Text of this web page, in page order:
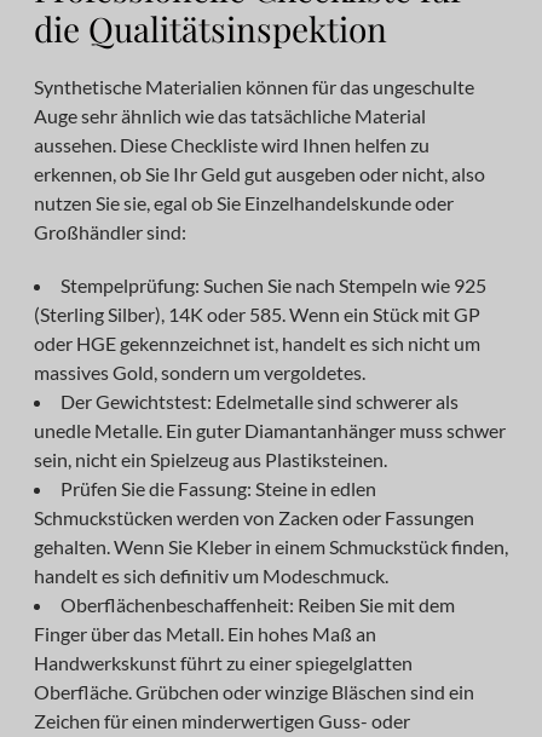
die Qualitätsinspektion
Synthetische Materialien können für das ungeschulte
Auge sehr ähnlich wie das tatsächliche Material
aussehen. Diese Checkliste wird Ihnen helfen zu
erkennen, ob Sie Ihr Geld gut ausgeben oder nicht, also
nutzen Sie sie, egal ob Sie Einzelhandelskunde oder
Großhändler sind:
Stempelprüfung: Suchen Sie nach Stempeln wie 925
(Sterling Silber), 14K oder 585. Wenn ein Stück mit GP
oder HGE gekennzeichnet ist, handelt es sich nicht um
massives Gold, sondern um vergoldetes.
Der Gewichtstest: Edelmetalle sind schwerer als
unedle Metalle. Ein guter Diamantanhänger muss schwer
sein, nicht ein Spielzeug aus Plastiksteinen.
Prüfen Sie die Fassung: Steine in edlen
Schmuckstücken werden von Zacken oder Fassungen
gehalten. Wenn Sie Kleber in einem Schmuckstück finden,
handelt es sich definitiv um Modeschmuck.
Oberflächenbeschaffenheit: Reiben Sie mit dem
Finger über das Metall. Ein hohes Maß an
Handwerkskunst führt zu einer spiegelglatten
Oberfläche. Grübchen oder winzige Bläschen sind ein
Zeichen für einen minderwertigen Guss- oder